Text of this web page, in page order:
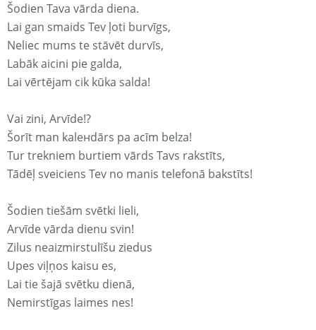
Šodien Tava vārda diena.
Lai gan smaids Tev ļoti burvīgs,
Neliec mums te stāvēt durvīs,
Labāk aicini pie galda,
Lai vērtējam cik kūka salda!
Vai zini, Arvīde!?
Šorīt man kaleнdārs pa acīm belza!
Tur trekniem burtiem vārds Tavs rakstīts,
Tādēļ sveiciens Tev no manis telefonā bakstīts!
Šodien tiešām svētki lieli,
Arvīde vārda dienu svin!
Zilus neaizmirstulīšu ziedus
Upes viļņos kaisu es,
Lai tie šajā svētku dienā,
Nemirstīgas laimes nes!